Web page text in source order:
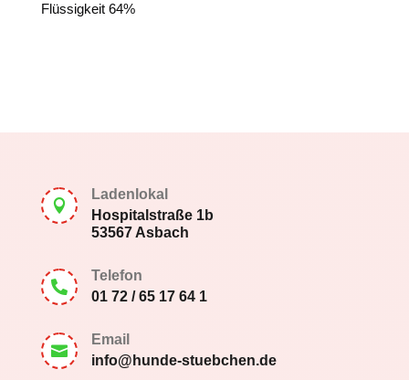
Flüssigkeit 64%

Ladenlokal
Hospitalstraße 1b
53567 Asbach

Telefon
01 72 / 65 17 64 1

Email
info@hunde-stuebchen.de